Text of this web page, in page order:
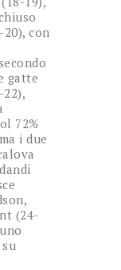
con
gatte
72%
i due
(24-